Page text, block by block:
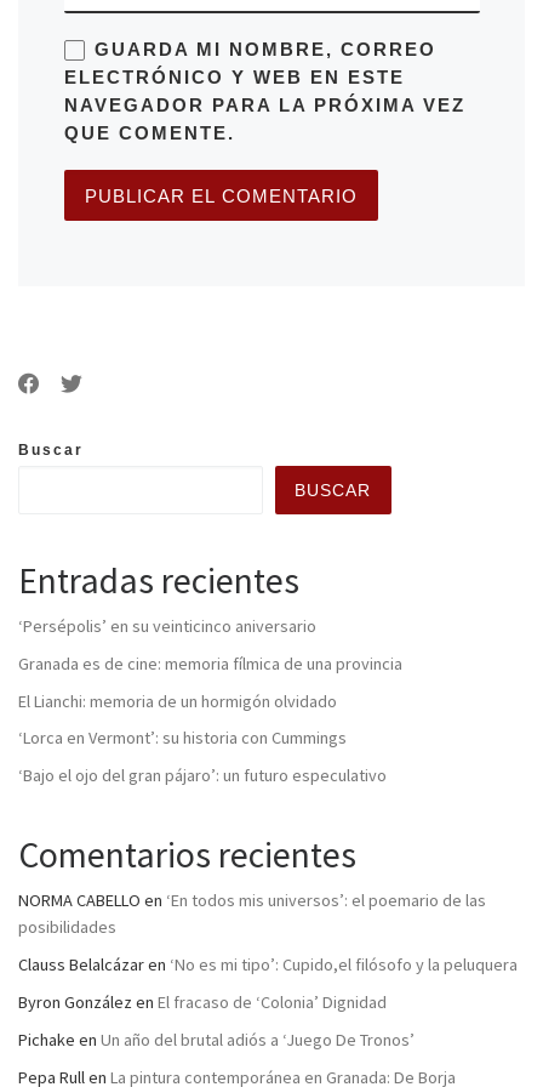
GUARDA MI NOMBRE, CORREO
ELECTRÓNICO Y WEB EN ESTE
NAVEGADOR PARA LA PRÓXIMA VEZ
QUE COMENTE.
Buscar
BUSCAR
Entradas recientes
‘Persépolis’ en su veinticinco aniversario
Granada es de cine: memoria fílmica de una provincia
El Lianchi: memoria de un hormigón olvidado
‘Lorca en Vermont’: su historia con Cummings
‘Bajo el ojo del gran pájaro’: un futuro especulativo
Comentarios recientes
NORMA CABELLO en ‘En todos mis universos’: el poemario de las
posibilidades
Clauss Belalcázaren ‘No es mi tipo’: Cupido,el filósofo y la peluquera
Byron González en El fracaso de ‘Colonia’ Dignidad
Pichake en Un año del brutal adiós a ‘Juego De Tronos’
Pepa Rullen La pintura contemporánea en Granada: De Borja